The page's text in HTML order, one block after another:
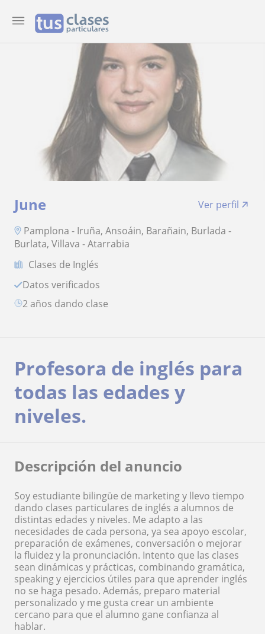
June
Ver perfil
Pamplona - Iruña, Ansoáin, Barañain, Burlada -
Burlata, Villava - Atarrabia
Clases de Inglés
Datos verificados
2 años dando clase
Profesora de inglés para
todas las edades y
niveles.
Descripción del anuncio
Soy estudiante bilingüe de marketing y llevo tiempo
dando clases particulares de inglés a alumnos de
distintas edades y niveles. Me adapto a las
necesidades de cada persona, ya sea apoyo escolar,
preparación de exámenes, conversación o mejorar
la fluidez y la pronunciación. Intento que las clases
sean dinámicas y prácticas, combinando gramática,
speaking y ejercicios útiles para que aprender inglés
no se haga pesado. Además, preparo material
personalizado y me gusta crear un ambiente
cercano para que el alumno gane confianza al
hablar.